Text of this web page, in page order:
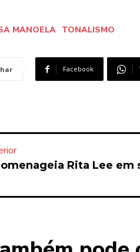
MANOELA TONALISMO
Facebook
Rita Lee em